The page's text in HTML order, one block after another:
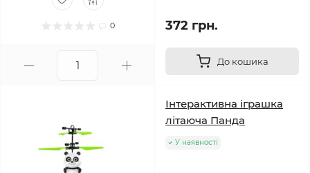
0 372 грн.
До кошика
Інтерактивна іграшка
літаюча Панда
У наявності